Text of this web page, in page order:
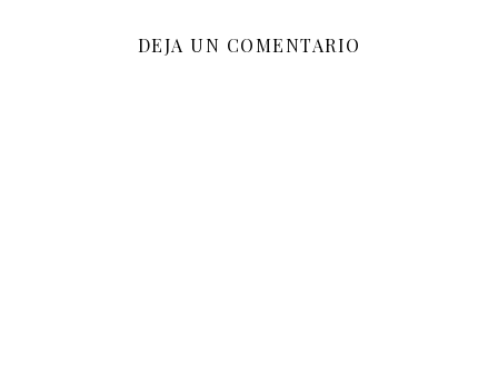
DEJA UN COMENTARIO